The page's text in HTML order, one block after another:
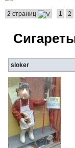
2 страниц 1 2
sloker